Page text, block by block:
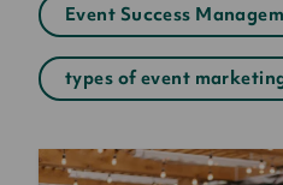
Event Success
types of event